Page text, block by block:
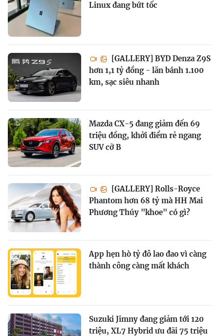
Linux đang bứt tốc
[GALLERY] BYD Denza Z9S
hơn 1,1 tỷ đồng - lăn bánh 1.100
km, sạc siêu nhanh
Mazda CX-5 đang giảm đến 69
triệu đồng, khởi điểm rẻ ngang
SUV cỡ B
[GALLERY] Rolls-Royce
Phantom hơn 68 tỷ mà HH Mai
Phương Thúy "khoe" có gì?
App hẹn hò tỷ đô lao đao vì càng
thành công càng mất khách
Suzuki Jimny đang giảm tới 120
triệu, XL7 Hybrid ưu đãi 75 triệu